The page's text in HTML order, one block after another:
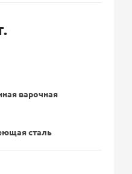
варочная
сталь